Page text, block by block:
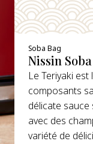
Soba Bag
Nissin
Le Teriyaki
composants
délicate sauce
avec des
variété de